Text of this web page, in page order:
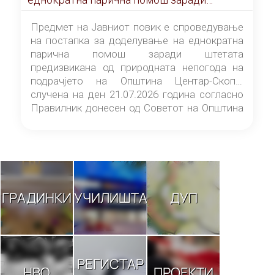
штетата предизвикана од природната
непогода на подрачјето на Општина
Центар-Скопје случена на ден 21.07.2026
година
Предмет на Јавниот повик е спроведување
на постапка за доделување на еднократна
парична помош заради штетата
предизвикана од природната непогода на
подрачјето на Општина Центар-Скопје
случена на ден 21.07.2026 година согласно
Правилник донесен од Советот на Општина
ГРАДИНКИУЧИЛИШТА ДУП
РЕГИСТАР